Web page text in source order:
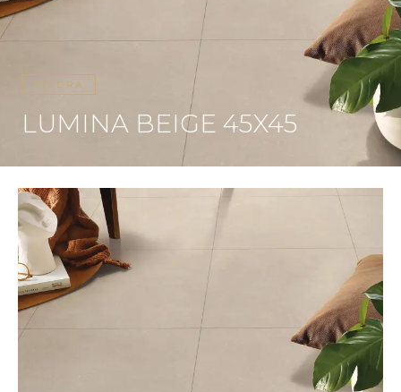
PIEDRA
LUMINA BEIGE 45X45